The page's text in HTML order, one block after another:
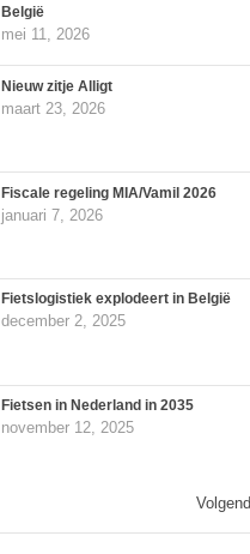
België
mei 11, 2026
Nieuw zitje Alligt
maart 23, 2026
Fiscale regeling MIA/Vamil 2026
januari 7, 2026
Fietslogistiek explodeert in België
december 2, 2025
Fietsen in Nederland in 2035
november 12, 2025